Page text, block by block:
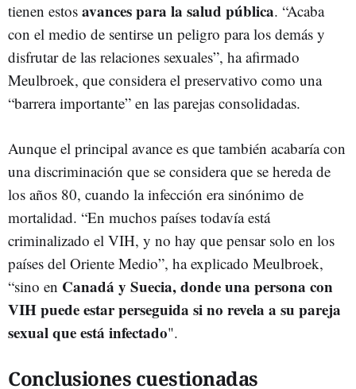
tienen estos avances para la salud pública. “Acaba
con el medio de sentirse un peligro para los demás y
disfrutar de las relaciones sexuales”, ha afirmado
Meulbroek, que considera el preservativo como una
“barrera importante” en las parejas consolidadas.
Aunque el principal avance es que también acabaría con
una discriminación que se considera que se hereda de
los años 80, cuando la infección era sinónimo de
mortalidad. “En muchos países todavía está
criminalizado el VIH, y no hay que pensar solo en los
países del Oriente Medio”, ha explicado Meulbroek,
“sino en Canadá y Suecia, donde una persona con
VIH puede estar perseguida si no revela a su pareja
sexual que está infectado".
Conclusiones cuestionadas